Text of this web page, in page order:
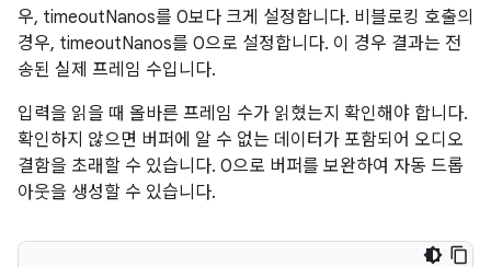
우, timeoutNanos를 0보다 크게 설정합니다. 비블로킹 호출의
경우, timeoutNanos를 0으로 설정합니다. 이 경우 결과는 전
송된 실제 프레임 수입니다.
입력을 읽을 때 올바른 프레임 수가 읽혔는지 확인해야 합니다.
확인하지 않으면 버퍼에 알 수 없는 데이터가 포함되어 오디오
결함을 초래할 수 있습니다. 0으로 버퍼를 보완하여 자동 드롭
아웃을 생성할 수 있습니다.